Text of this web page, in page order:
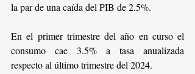
la par de una caída del PIB de 2.5%.
En el primer trimestre del año en curso el
consumo cae 3.5% a tasa anualizada
respecto al último trimestre del 2024.